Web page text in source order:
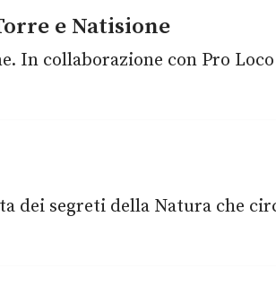
e Natisione
In collaborazione con Pro
dei segreti della Natura che